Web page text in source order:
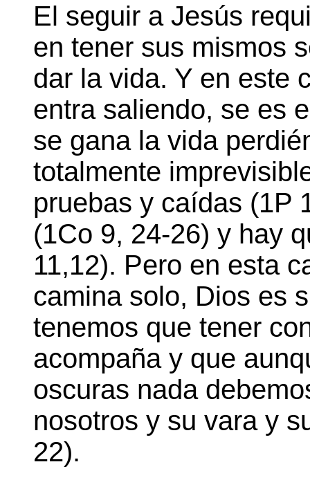
El seguir a Jesús
en tener sus mismos
dar la vida. Y en este
entra saliendo, se es
se gana la vida
totalmente
pruebas y caídas (1P
(1Co 9, 24-26) y hay
11,12). Pero en esta
camina solo, Dios es
tenemos que tener
acompaña y que
oscuras nada
nosotros y su vara y
22).